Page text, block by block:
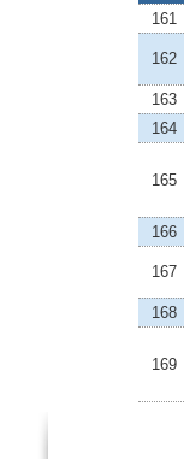
161
162
163
164
165
166
167
168
169